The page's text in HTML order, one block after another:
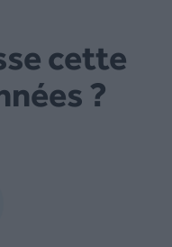
?